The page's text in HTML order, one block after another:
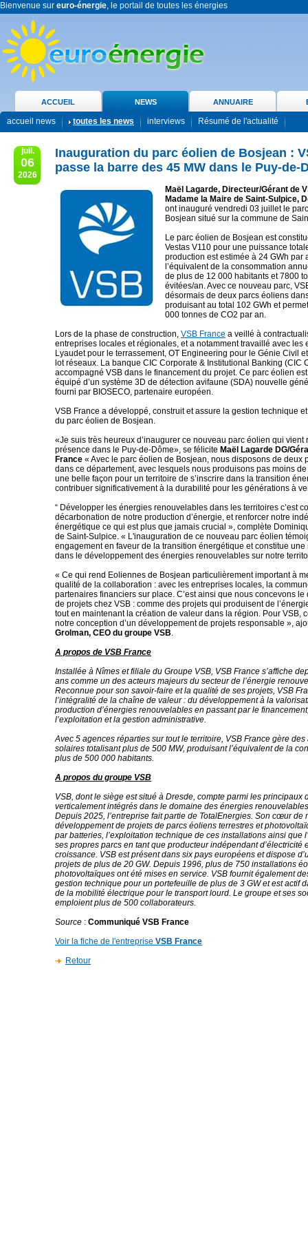
Bienvenue sur euro-énergie, le portail de toutes les énergies
ACCUEIL NEWS ANNUAIRE
accueil news toutes les news interviews Résumé de l'actualité
juil.
06
2026
Inauguration du parc éolien de Bosjean :
passe la barre des 45 MW dans le Puy-de-
Maël Lagarde, Directeur/Gérant de
Madame la Maire de Saint-Sulpice,
ont inauguré vendredi 03 juillet le
Bosjean situé sur la commune de
Le parc éolien de Bosjean est
Vestas V110 pour une puissance
production est estimée à 24 GWh par
l’équivalent de la consommation
de plus de 12 000 habitants et 7800
évitées/an. Avec ce nouveau parc,
désormais de deux parcs éoliens
produisant au total 102 GWh et
000 tonnes de CO2 par an.
Lors de la phase de construction, VSB France a veillé à
entreprises locales et régionales, et a notamment travaillé avec les
Lyaudet pour le terrassement, OT Engineering pour le Génie Civil
lot réseaux. La banque CIC Corporate & Institutional Banking (CIC
accompagné VSB dans le financement du projet. Ce parc éolien
équipé d’un système 3D de détection avifaune (SDA) nouvelle
fourni par BIOSECO, partenaire européen.
VSB France a développé, construit et assure la gestion technique
du parc éolien de Bosjean.
«Je suis très heureux d’inaugurer ce nouveau parc éolien qui vient
présence dans le Puy-de-Dôme», se félicite Maël Lagarde DG/
France « Avec le parc éolien de Bosjean, nous disposons de deux
dans ce département, avec lesquels nous produisons pas moins de
une belle façon pour un territoire de s’inscrire dans la transition
contribuer significativement à la durabilité pour les générations à
“ Développer les énergies renouvelables dans les territoires c’est
décarbonation de notre production d’énergie, et renforcer notre
énergétique ce qui est plus que jamais crucial », complète
de Saint-Sulpice. « L'inauguration de ce nouveau parc éolien
engagement en faveur de la transition énergétique et constitue
dans le développement des énergies renouvelables sur notre
« Ce qui rend Eoliennes de Bosjean particulièrement important à
qualité de la collaboration : avec les entreprises locales, la
partenaires financiers sur place. C’est ainsi que nous concevons
de projets chez VSB : comme des projets qui produisent de
tout en maintenant la création de valeur dans la région. Pour VSB,
notre conception d’un développement de projets responsable »,
Grolman, CEO du groupe VSB.
A propos de VSB France
Installée à Nîmes et filiale du Groupe VSB, VSB France s’affiche
ans comme un des acteurs majeurs du secteur de l’énergie
Reconnue pour son savoir-faire et la qualité de ses projets, VSB
l’intégralité de la chaîne de valeur : du développement à la
production d’énergies renouvelables en passant par le
l’exploitation et la gestion administrative.
Avec 5 agences réparties sur tout le territoire, VSB France gère
solaires totalisant plus de 500 MW, produisant l’équivalent de la
plus de 500 000 habitants.
A propos du groupe VSB
VSB, dont le siège est situé à Dresde, compte parmi les principaux
verticalement intégrés dans le domaine des énergies
Depuis 2025, l’entreprise fait partie de TotalEnergies. Son cœur de
développement de projets de parcs éoliens terrestres et
par batteries, l’exploitation technique de ces installations ainsi que
ses propres parcs en tant que producteur indépendant d’électricité
croissance. VSB est présent dans six pays européens et dispose
projets de plus de 20 GW. Depuis 1996, plus de 750 installations
photovoltaïques ont été mises en service. VSB fournit également
gestion technique pour un portefeuille de plus de 3 GW et est actif
de la mobilité électrique pour le transport lourd. Le groupe et ses
emploient plus de 500 collaborateurs.
Source : Communiqué VSB France
Voir la fiche de l'entreprise VSB France
Retour